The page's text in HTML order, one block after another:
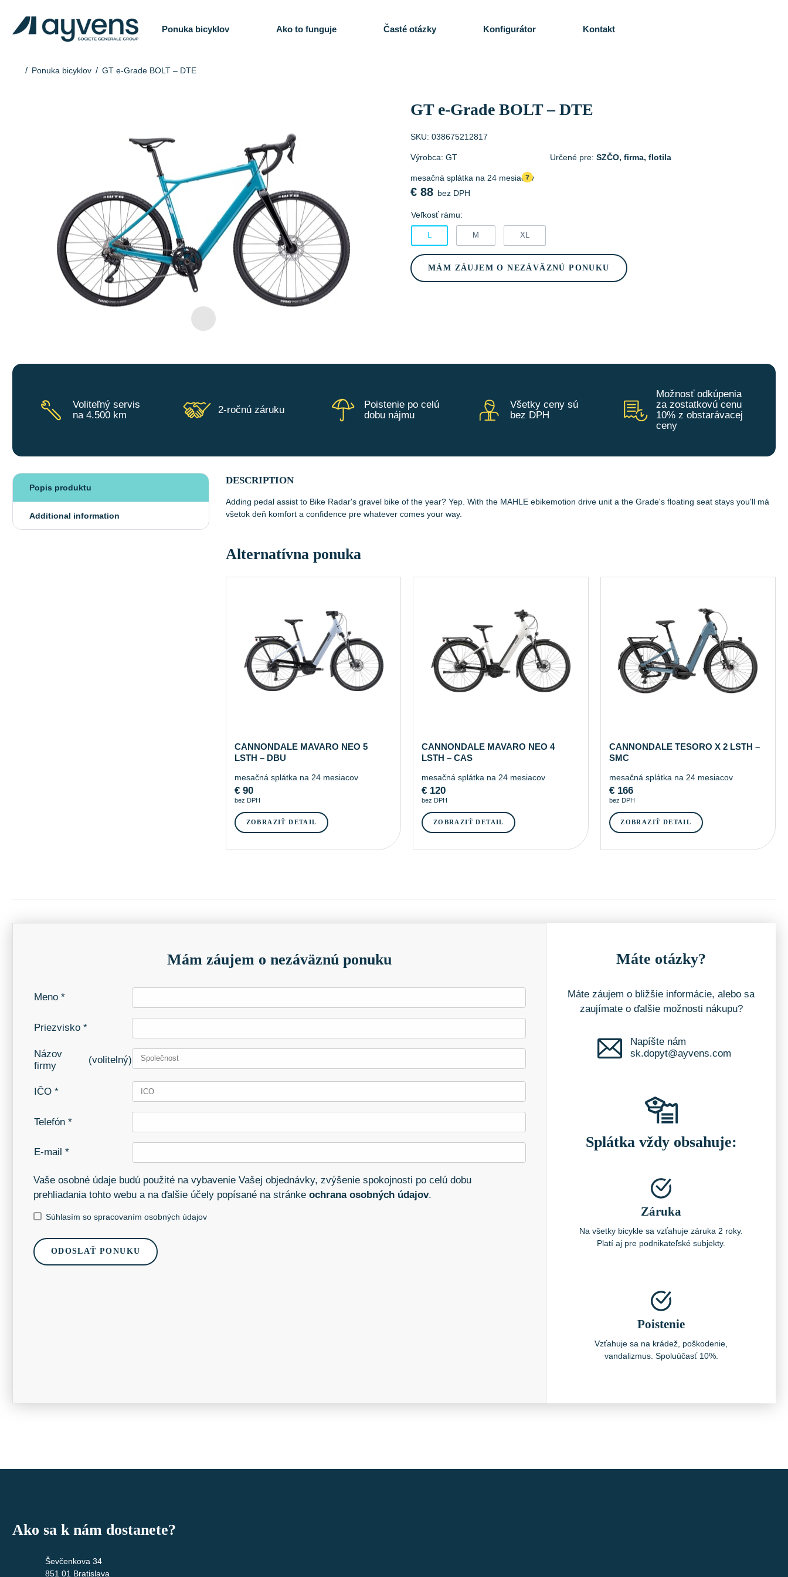
Ponuka bicyklov Ako to funguje Časté otázky Konfigurátor Kontakt
Ponuka bicyklov GT e-Grade BOLT – DTE
GT e-Grade BOLT – DTE
SKU: 038675212817
Výrobca: GT Určené pre: SZČO, firma, flotila
?
mesačná splátka na 24 mesiacov
€ 88 bez DPH
Veľkosť rámu:
L M XL
MÁM ZÁUJEM O NEZÁVÄZNÚ PONUKU
Voliteľný servis
na 4.500 km
2-ročnú záruku
Poistenie po celú
dobu nájmu
Všetky ceny sú
bez DPH
Možnosť odkúpenia
za zostatkovú cenu
10% z obstarávacej
ceny
Popis produktu
Additional information
DESCRIPTION
Adding pedal assist to Bike Radar's gravel bike of the year? Yep. With the MAHLE ebikemotion drive unit a the Grade's floating seat stays you'll má
všetok deň komfort a confidence pre whatever comes your way.
Alternatívna ponuka
CANNONDALE MAVARO NEO 5
LSTH – DBU
mesačná splátka na 24 mesiacov
€ 90
bez DPH
ZOBRAZIŤ DETAIL
CANNONDALE MAVARO NEO 4
LSTH – CAS
mesačná splátka na 24 mesiacov
€ 120
bez DPH
ZOBRAZIŤ DETAIL
CANNONDALE TESORO X 2 LSTH –
SMC
mesačná splátka na 24 mesiacov
€166
bez DPH
ZOBRAZIŤ DETAIL
Mám záujem o nezáväznú ponuku
Meno *
Priezvisko *
Názov
firmy
(volitelný)
IČO *
Telefón *
E-mail *
Vaše osobné údaje budú použité na vybavenie Vašej objednávky, zvýšenie spokojnosti po celú dobu
prehliadania tohto webu a na ďalšie účely popísané na stránke ochrana osobných údajov.
Súhlasím so spracovaním osobných údajov
ODOSLAŤ PONUKU
Máte otázky?
Máte záujem o bližšie informácie, alebo sa
zaujímate o ďalšie možnosti nákupu?
Napíšte nám
sk.dopyt@ayvens.com
Splátka vždy obsahuje:
Záruka
Na všetky bicykle sa vzťahuje záruka 2 roky.
Platí aj pre podnikateľské subjekty.
Poistenie
Vzťahuje sa na krádež, poškodenie,
vandalizmus. Spoluúčasť 10%.
Ako sa k nám dostanete?
Ševčenkova 34
851 01 Bratislava